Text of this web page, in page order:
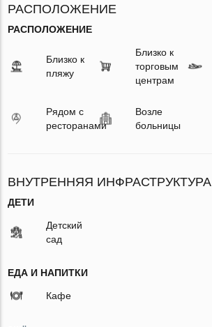
РАСПОЛОЖЕНИЕ
РАСПОЛОЖЕНИЕ
Близко к
пляжу
Близко к
торговым
центрам
Рядом с
ресторанами
Возле
больницы
ВНУТРЕННЯЯ ИНФРАСТРУКТУРА
ДЕТИ
Детский
сад
ЕДА И НАПИТКИ
Кафе